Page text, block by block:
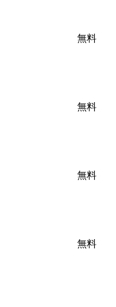
無料
無料
無料
無料